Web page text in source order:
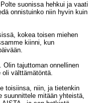
suonissa hehkui ja vaati
onnistuinko niin hyvin kuin
kokea toisen miehen
kiinni, kun
tajuttoman onnellinen
oli välttämätöntä.
toisiinsa, niin, ja tietenkin
suunnittele mitään yhteistä,